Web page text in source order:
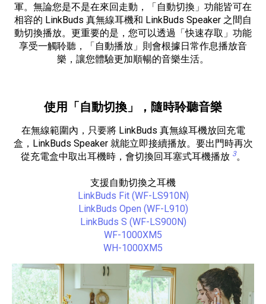
軍。無論您是不是在來回走動，「自動切換」功能皆可在
相容的 LinkBuds 真無線耳機和 LinkBuds Speaker 之間自
動切換播放。更重要的是，您可以透過「快速存取」功能
享受一觸聆聽，「自動播放」則會根據日常作息播放音
樂，讓您體驗更加順暢的音樂生活。
使用「自動切換」，隨時聆聽音樂
在無線範圍內，只要將 LinkBuds 真無線耳機放回充電
盒，LinkBuds Speaker 就能立即接續播放。要出門時再次
從充電盒中取出耳機時，會切換回耳塞式耳機播放 3。
支援自動切換之耳機
LinkBuds Fit (WF-LS910N)
LinkBuds Open (WF-L910)
LinkBuds S (WF-LS900N)
WF-1000XM5
WH-1000XM5